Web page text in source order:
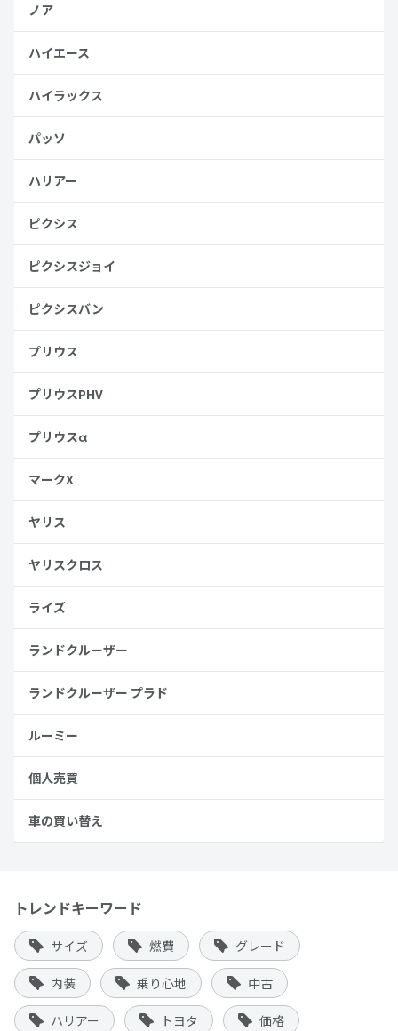
ノア
ハイエース
ハイラックス
パッソ
ハリアー
ピクシス
ピクシスジョイ
ピクシスバン
プリウス
プリウスPHV
プリウスα
マークX
ヤリス
ヤリスクロス
ライズ
ランドクルーザー
ランドクルーザー プラド
ルーミー
個人売買
車の買い替え
トレンドキーワード
サイズ 燃費 グレード
内装 乗り心地 中古
ハリアー トヨタ 価格